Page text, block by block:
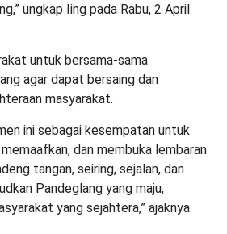
ungkap Iing pada Rabu, 2 April
untuk bersama-sama
agar dapat bersaing dan
masyarakat.
ini sebagai kesempatan untuk
dan membuka lembaran
tangan, seiring, sejalan, dan
Pandeglang yang maju,
yang sejahtera,” ajaknya.